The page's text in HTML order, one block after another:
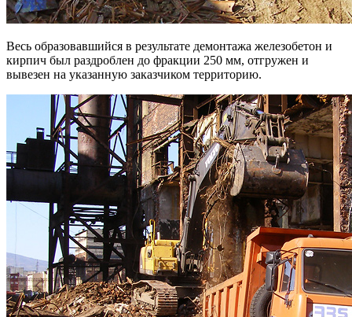
Весь образовавшийся в результате демонтажа железобетон и
кирпич был раздроблен до фракции 250 мм, отгружен и
вывезен на указанную заказчиком территорию.